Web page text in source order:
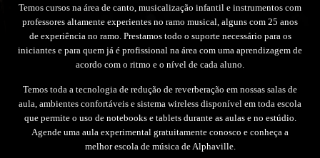
Temos cursos na área de canto, musicalização infantil e instrumentos com
professores altamente experientes no ramo musical, alguns com 25 anos
de experiência no ramo. Prestamos todo o suporte necessário para os
iniciantes e para quem já é profissional na área com uma aprendizagem de
acordo com o ritmo e o nível de cada aluno.
Temos toda a tecnologia de redução de reverberação em nossas salas de
aula, ambientes confortáveis e sistema wireless disponível em toda escola
que permite o uso de notebooks e tablets durante as aulas e no estúdio.
Agende uma aula experimental gratuitamente conosco e conheça a
melhor escola de música de Alphaville.